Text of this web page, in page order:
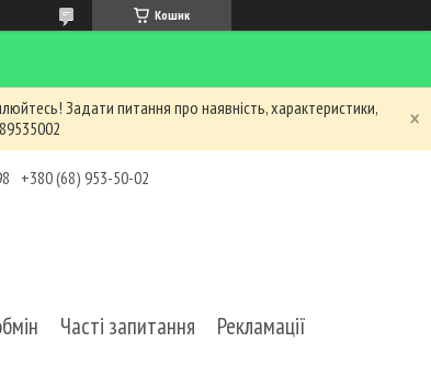
Кошик
Задати питання про наявність, характеристики,
+380 (68) 953-50-02
Часті запитання
Рекламації